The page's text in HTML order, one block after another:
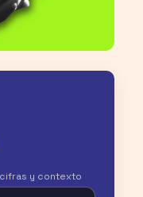
y contexto